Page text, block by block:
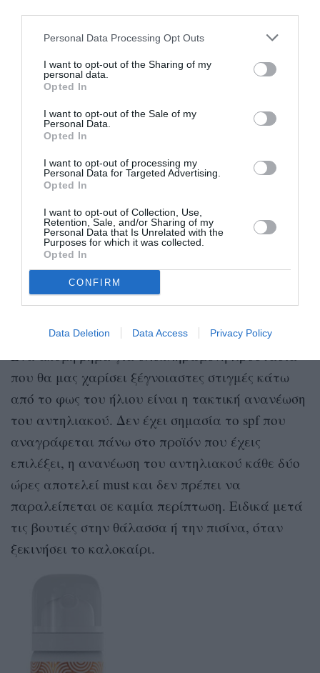
Personal Data Processing Opt Outs
I want to opt-out of the Sharing of my
personal data.
Opted In
I want to opt-out of the Sale of my
Personal Data.
Opted In
I want to opt-out of processing my
Personal Data for Targeted Advertising.
Opted In
I want to opt-out of Collection, Use,
Retention, Sale, and/or Sharing of my
Personal Data that Is Unrelated with the
Purposes for which it was collected.
Opted In
CONFIRM
Data Deletion Data Access Privacy Policy
από το μακιγιάζ ή ενώ βρισκόμαστε on the go
μέσα στην πόλη.
Αντηλιακό stick, ClearSunscreen
Ένα ακόμη βήμα για ολοκληρωμένη προστασία
που θα μας χαρίσει ξέγνοιαστες στιγμές κάτω
από το φως του ήλιου είναι η τακτική ανανέωση
του αντηλιακού. Δεν έχει σημασία το spf που
αναγράφεται πάνω στο προϊόν που έχεις
επιλέξει, η ανανέωση του αντηλιακού κάθε δύο
ώρες αποτελεί must και δεν πρέπει να
παραλείπεται σε καμία περίπτωση. Ειδικά μετά
τις βουτιές στην θάλασσα ή την πισίνα, όταν
ξεκινήσει το καλοκαίρι.